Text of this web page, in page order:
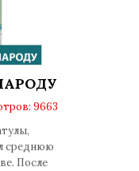
9663
среднюю
После